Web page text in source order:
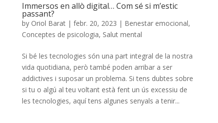
Immersos en allò digital… Com sé si m’estic
passant?
by Oriol Barat| febr. 20, 2023 | Benestar emocional,
Conceptes de psicologia, Salut mental
Si bé les tecnologies són una part integral de la nostra
vida quotidiana, però també poden arribar a ser
addictives i suposar un problema. Si tens dubtes sobre
si tu o algú al teu voltant està fent un ús excessiu de
les tecnologies, aquí tens algunes senyals a tenir...